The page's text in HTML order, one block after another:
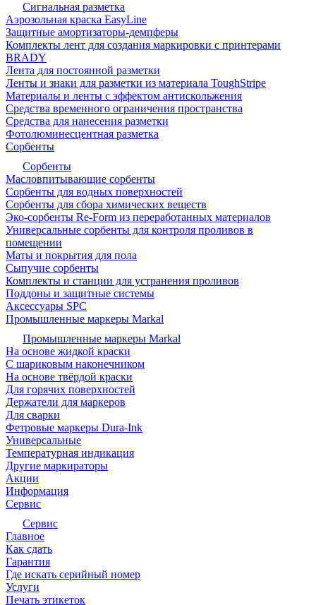
Сигнальная разметка
Аэрозольная краска EasyLine
Защитные амортизаторы-демпферы
Комплекты лент для создания маркировки с принтерами
BRADY
Лента для постоянной разметки
Ленты и знаки для разметки из материала ToughStripe
Материалы и ленты с эффектом антискольжения
Средства временного ограничения пространства
Средства для нанесения разметки
Фотолюминесцентная разметка
Сорбенты
Сорбенты
Масловпитывающие сорбенты
Сорбенты для водных поверхностей
Сорбенты для сбора химических веществ
Эко-сорбенты Re-Form из переработанных материалов
Универсальные сорбенты для контроля проливов в
помещении
Маты и покрытия для пола
Сыпучие сорбенты
Комплекты и станции для устранения проливов
Поддоны и защитные системы
Аксессуары SPC
Промышленные маркеры Markal
Промышленные маркеры Markal
На основе жидкой краски
С шариковым наконечником
На основе твёрдой краски
Для горячих поверхностей
Держатели для маркеров
Для сварки
Фетровые маркеры Dura-Ink
Универсальные
Температурная индикация
Другие маркираторы
Акции
Информация
Сервис
Сервис
Главное
Как сдать
Гарантия
Где искать серийный номер
Услуги
Печать этикеток